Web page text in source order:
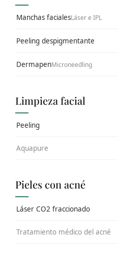
Manchas facialesLáser e IPL
Peeling despigmentante
DermapenMicroneedling
Limpieza facial
Peeling
Aquapure
Pieles con acné
Láser CO2 fraccionado
Tratamiento médico del acné